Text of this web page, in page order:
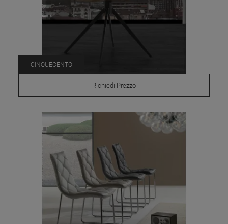
CINQUECENTO
Richiedi Prezzo